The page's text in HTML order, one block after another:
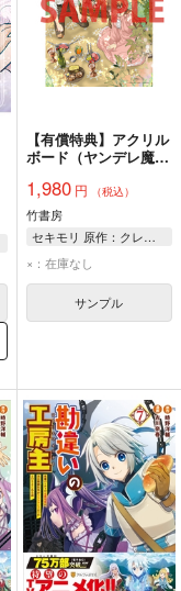
【有償特典】アクリル
ボード（ヤンデレ魔法
愛せない 魔女は愛弟
子の熱い口づけでとけ
る 2）
1,980円 （税込）
竹書房
セキモリ 原作：クレイン
×：在庫なし
サンプル